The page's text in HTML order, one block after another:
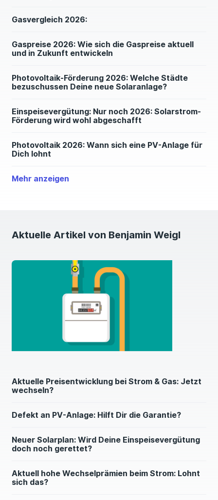
Gasvergleich 2026:
Gaspreise 2026: Wie sich die Gaspreise aktuell
und in Zukunft entwickeln
Photovoltaik-Förderung 2026: Welche Städte
bezuschussen Deine neue Solaranlage?
Einspeisevergütung: Nur noch 2026: Solarstrom-
Förderung wird wohl abgeschafft
Photovoltaik 2026: Wann sich eine PV-Anlage für
Dich lohnt
Mehr anzeigen
CO2-Preis / CO2-Steuer: Wie teuer werden
PV Speicher: Wann lohnt sich ein
Batteriespeicher für Deine Solaranlage?
Photovoltaik-Steuer: Wie Deine PV-Anlage
steuerfrei und ohne Finanzamt läuft
Strompreis 2026: Wie viel kostet Dich Strom jetzt
und in Zukunft?
Elektrogeräte helfen Dir beim Sparen
einem besseren Stromvertrag
Variable Stromtarife: Variabel, flexibel,
dynamisch: Wenn Dein Stromtarif regelmäßig am
Preisrad dreht
Aktuelle Artikel von Benjamin Weigl
Aktuelle Preisentwicklung bei Strom & Gas: Jetzt
wechseln?
Defekt an PV-Anlage: Hilft Dir die Garantie?
Neuer Solarplan: Wird Deine Einspeisevergütung
doch noch gerettet?
Aktuell hohe Wechselprämien beim Strom: Lohnt
sich das?